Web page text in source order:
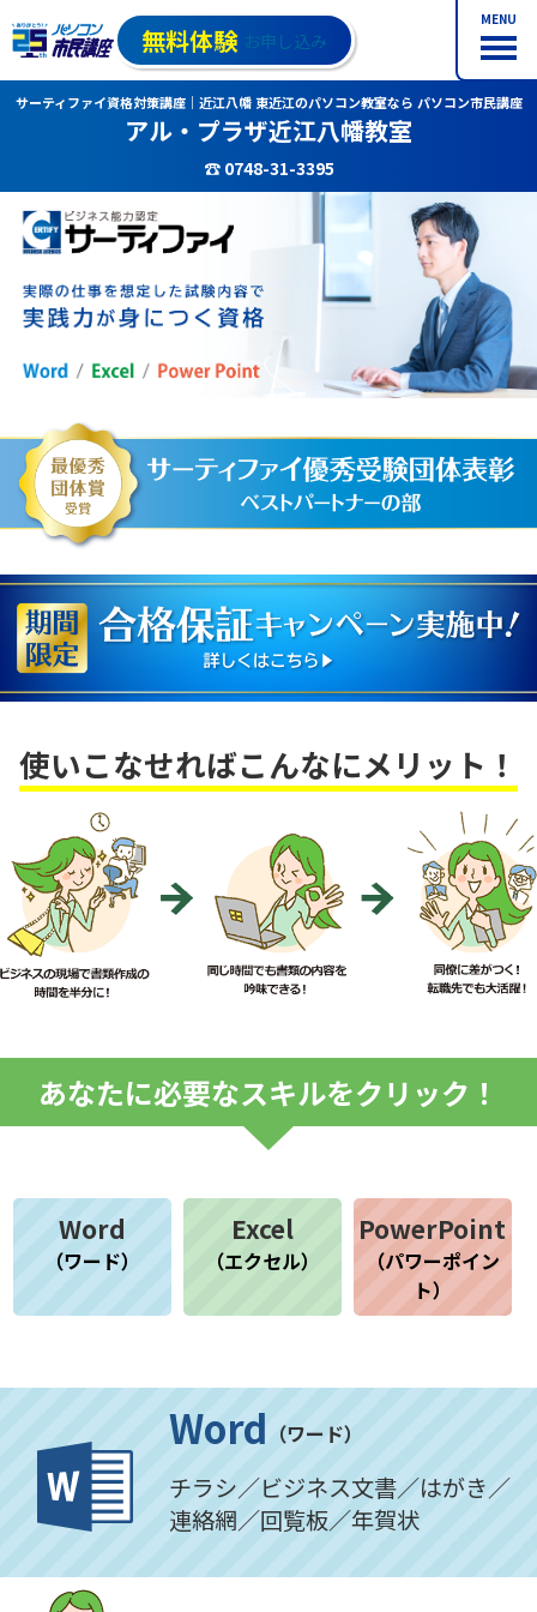
MENU
無料体験 お申し込み
サーティファイ資格対策講座｜近江八幡 東近江のパソコン教室なら パソコン市民講座
アル・プラザ近江八幡教室
☎ 0748-31-3395
使いこなせればこんなにメリット！
あなたに必要なスキルをクリック！
Word
（ワード）
Excel
（エクセル）
PowerPoint
（パワーポイン
ト）
Word （ワード）
チラシ／ビジネス文書／はがき／
連絡網／回覧板／年賀状